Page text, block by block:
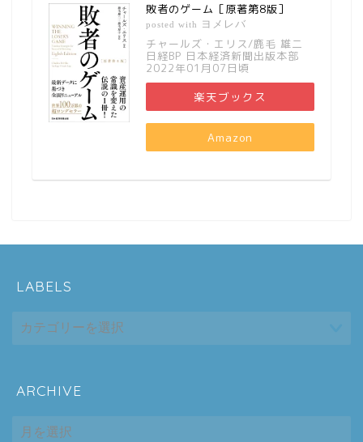
敗者のゲーム［原著第8版］
posted with ヨメレバ
チャールズ・エリス/鹿毛 雄二
日経BP 日本経済新聞出版本部
2022年01月07日頃
楽天ブックス
Amazon
LABELS
ARCHIVE
ARCHIVE